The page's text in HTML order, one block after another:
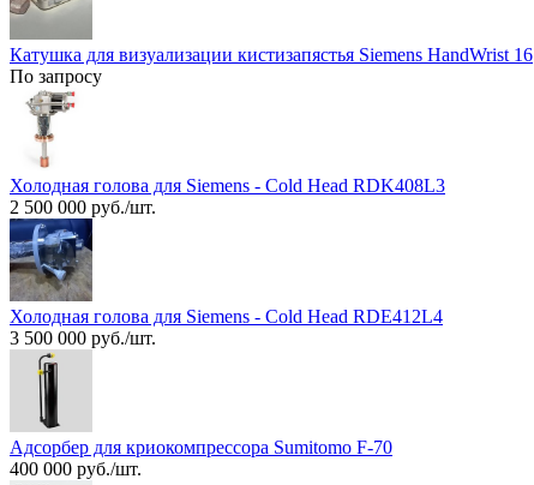
Катушка для визуализации кистизапястья Siemens HandWrist 16
По запросу
Холодная голова для Siemens - Cold Head RDK408L3
2 500 000 руб./шт.
Холодная голова для Siemens - Cold Head RDE412L4
3 500 000 руб./шт.
Адсорбер для криокомпрессора Sumitomo F-70
400 000 руб./шт.